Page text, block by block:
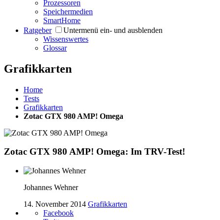
Prozessoren
Speichermedien
SmartHome
Ratgeber
Untermenü ein- und ausblenden
Wissenswertes
Glossar
Grafikkarten
Home
Tests
Grafikkarten
Zotac GTX 980 AMP! Omega
Zotac GTX 980 AMP! Omega: Im TRV-Test!
Johannes Wehner
14. November 2014 Grafikkarten
Facebook